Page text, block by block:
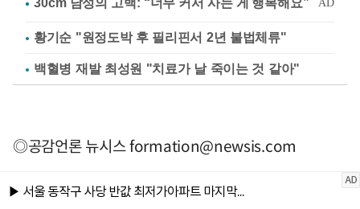
황기순 "원정도박 후 필리핀서 2년 불법체류"
백혈병 재발 최성원 "치료가 날 죽이는 것 같아"
◎공감언론 뉴시스formation@newsis.com